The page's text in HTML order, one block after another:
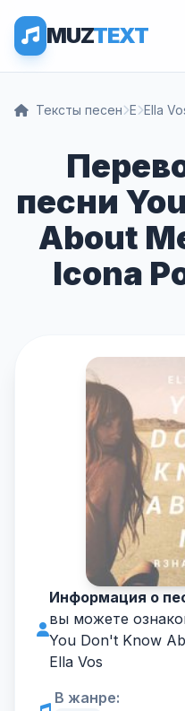
MUZTEXT
Тексты песен E Ella
песни
About
Icona
Информация о
вы можете
You Don't Know
Ella Vos
В жанре: